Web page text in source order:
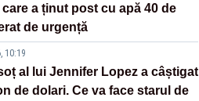
a ținut post cu apă 40 de
de urgență
10:19
al lui Jennifer Lopez a câștigat
de dolari. Ce va face starul de